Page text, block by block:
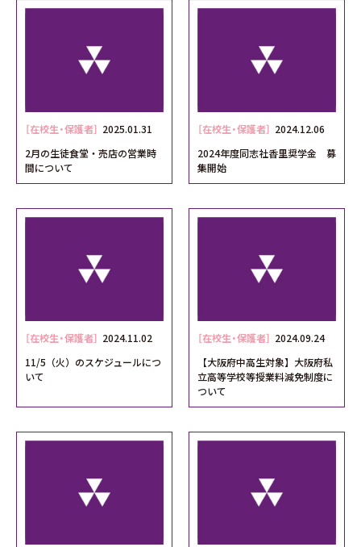
［在校生・保護者］ 2025.01.31
2月の生徒食堂・売店の営業時
間について
［在校生・保護者］ 2024.12.06
2024年度同志社香里奨学金 募
集開始
［在校生・保護者］ 2024.11.02
11/5（火）のスケジュールにつ
いて
［在校生・保護者］ 2024.09.24
【大阪府中高生対象】大阪府私
立高等学校等授業料減免制度に
ついて